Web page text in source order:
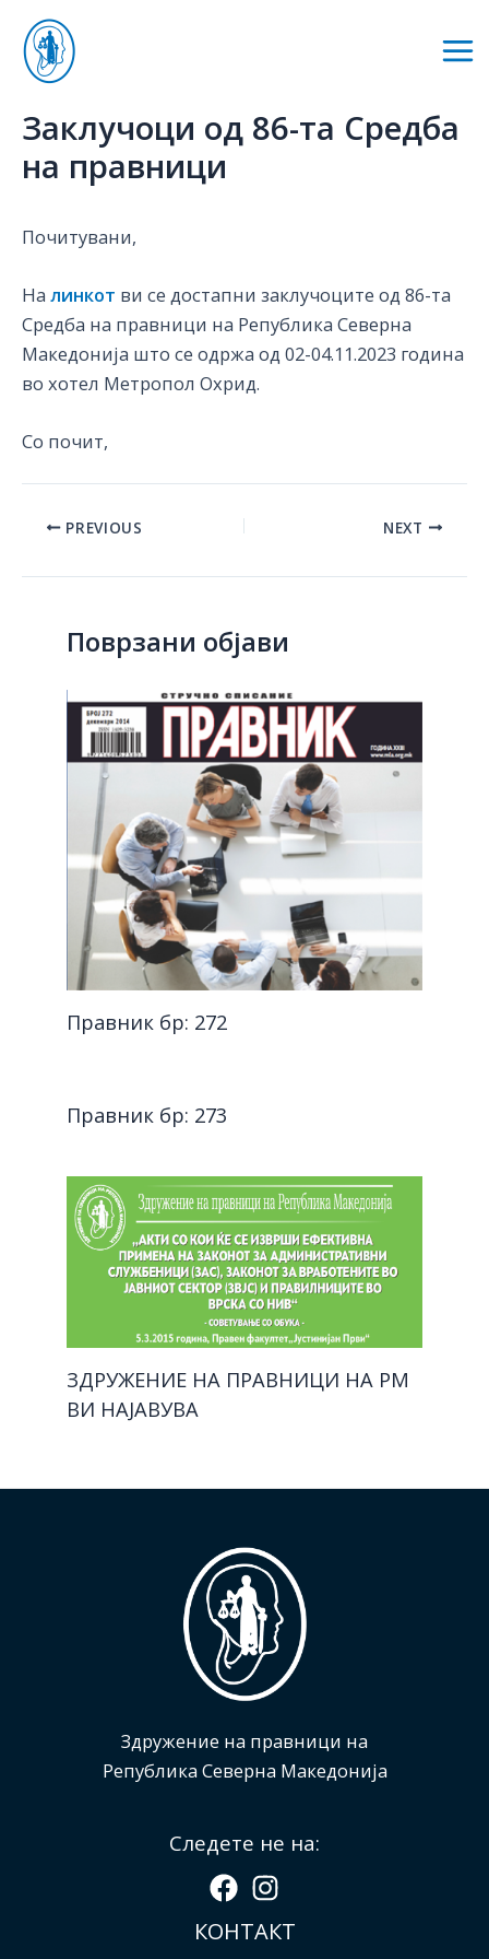
content
Заклучоци од 86-та Средба
на правници
Почитувани,
На линкот ви се достапни заклучоците од 86-та
Средба на правници на Република Северна
Македонија што се одржа од 02-04.11.2023 година
во хотел Метропол Охрид.
Со почит,
PostPREVIOUS NEXT
Поврзани објави
Правник бр: 272
Правник бр: 273
ЗДРУЖЕНИЕ НА ПРАВНИЦИ НА РМ
ВИ НАЈАВУВА
Здружение на правници на
Република Северна Македонија
Следете не на:
КОНТАКТ